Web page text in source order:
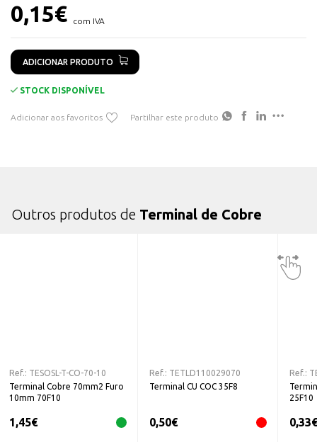
utilizando ferramentas corretas para garantir uma conexão firme
e segura.
embalagem: 100 unidades
0,15€ com IVA
ADICIONAR PRODUTO
STOCK DISPONÍVEL
Adicionar aos favoritos Partilhar este produto
Outros produtos de Terminal de Cobre
Ref.: TESOSL-T-CO-70-10
Terminal Cobre 70mm2 Furo
10mm 70F10
1,45€
Ref.: TETLD110029070
Terminal CU COC 35F8
0,50€
Ref.:
25F10
0,33€